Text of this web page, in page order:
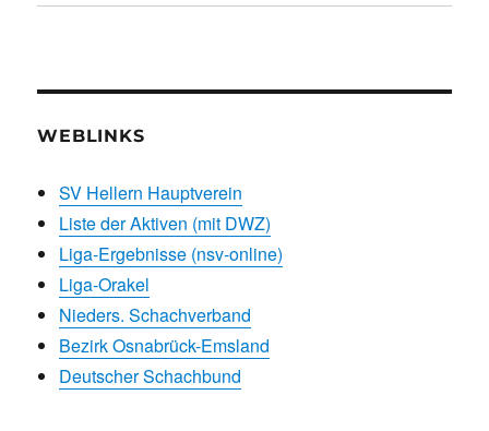
WEBLINKS
SV Hellern Hauptverein
Liste der Aktiven (mit DWZ)
Liga-Ergebnisse (nsv-online)
Liga-Orakel
Nieders. Schachverband
Bezirk Osnabrück-Emsland
Deutscher Schachbund